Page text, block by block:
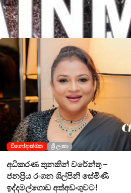
විනෝදාත්මක ශ්‍රී ලංකා
අධිකරණ තුනකින් වරේන්තු –
ජනප්‍රිය රංගන ශිල්පිනි සේමිණී
ඉද්දමල්ගොඩ අත්අඩංගුවට!